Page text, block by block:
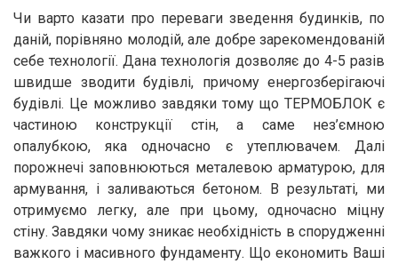
Чи варто казати про переваги зведення будинків, по
даній, порівняно молодій, але добре зарекомендованій
себе технології. Дана технологія дозволяє до 4-5 разів
швидше зводити будівлі, причому енергозберігаючі
будівлі. Це можливо завдяки тому що ТЕРМОБЛОК є
частиною конструкції стін, а саме нез’ємною
опалубкою, яка одночасно є утеплювачем. Далі
порожнечі заповнюються металевою арматурою, для
армування, і заливаються бетоном. В результаті, ми
отримуємо легку, але при цьому, одночасно міцну
стіну. Завдяки чому зникає необхідність в спорудженні
важкого і масивного фундаменту. Що економить Ваші